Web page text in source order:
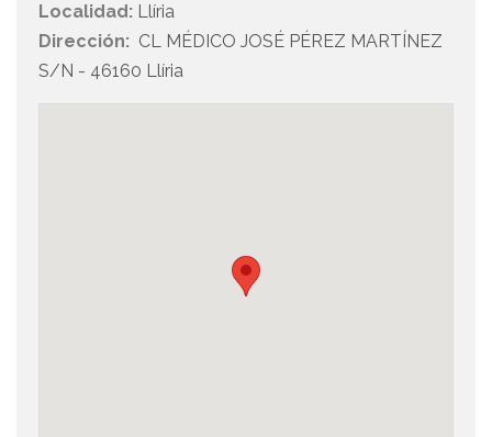
Localidad: Llíria
Dirección: CL MÉDICO JOSÉ PÉREZ MARTÍNEZ
S/N - 46160 Llíria